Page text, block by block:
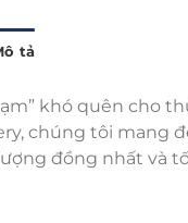
tả
khó quên cho
chúng tôi mang
đồng nhất và